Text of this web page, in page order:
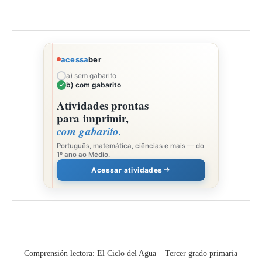
acessaber
a) sem gabarito
b) com gabarito
Atividades prontas
para imprimir,
com gabarito.
Português, matemática, ciências e mais — do
1º ano ao Médio.
Acessar atividades
Comprensión lectora: El Ciclo del Agua – Tercer grado primaria